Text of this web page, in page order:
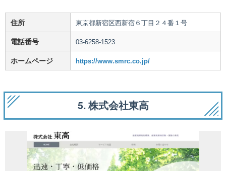
住所 東京都新宿区西新宿６丁目２４番１号
電話番号 03-6258-1523
ホームページ https://www.smrc.co.jp/
5. 株式会社東高